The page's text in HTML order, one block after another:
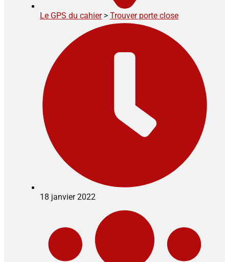
Le GPS du cahier> Trouver porte close
18 janvier 2022